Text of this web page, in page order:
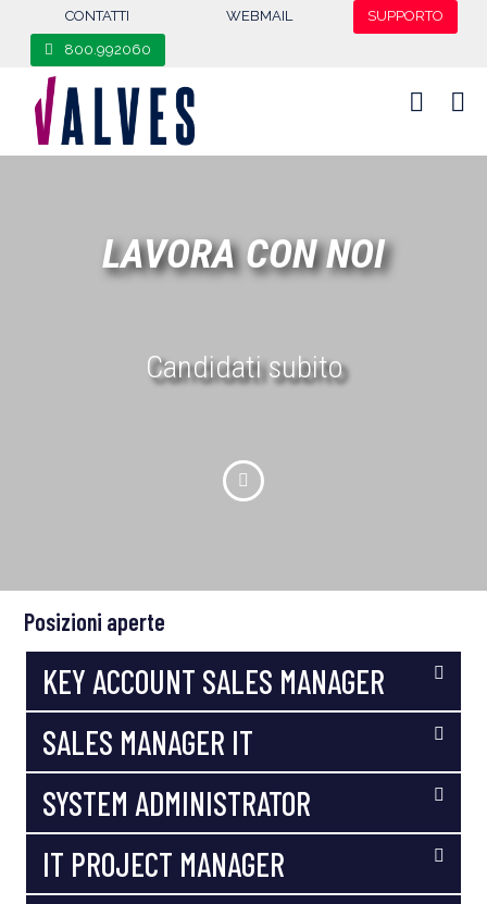
CONTATTI WEBMAIL SUPPORTO
800.992060
LAVORA CON NOI
Candidati subito
Posizioni aperte
KEY ACCOUNT SALES MANAGER
SALES MANAGER IT
SYSTEM ADMINISTRATOR
IT PROJECT MANAGER